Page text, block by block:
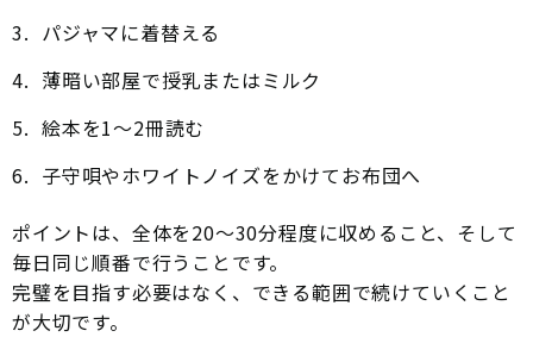
パジャマに着替える
薄暗い部屋で授乳またはミルク
絵本を1〜2冊読む
子守唄やホワイトノイズをかけてお布団へ
ポイントは、全体を20〜30分程度に収めること、そして
毎日同じ順番で行うことです。
完璧を目指す必要はなく、できる範囲で続けていくこと
が大切です。